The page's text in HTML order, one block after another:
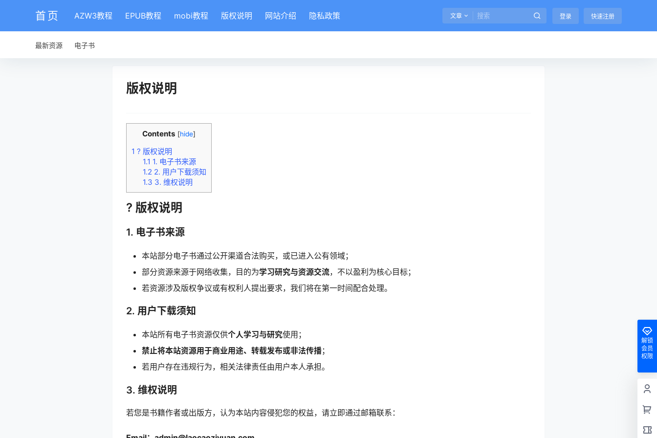
首页 AZW3教程 EPUB教程 mobi教程 版权说明 网站介绍 隐私政策 文章 登录 快速注册
最新资源 电子书
版权说明
Contents [hide]
1 ? 版权说明
1.1 1. 电子书来源
1.2 2. 用户下载须知
1.3 3. 维权说明
? 版权说明
1. 电子书来源
本站部分电子书通过公开渠道合法购买，或已进入公有领域；
部分资源来源于网络收集，目的为学习研究与资源交流，不以盈利为核心目标；
若资源涉及版权争议或有权利人提出要求，我们将在第一时间配合处理。
2. 用户下载须知
本站所有电子书资源仅供个人学习与研究使用；
禁止将本站资源用于商业用途、转载发布或非法传播；
若用户存在违规行为，相关法律责任由用户本人承担。
3. 维权说明
若您是书籍作者或出版方，认为本站内容侵犯您的权益，请立即通过邮箱联系：
解锁
会员
权限